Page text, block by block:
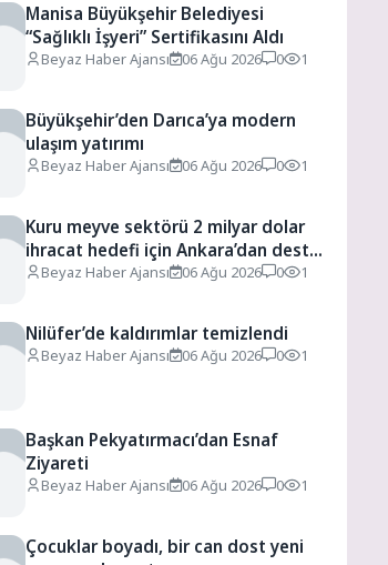
Manisa Büyükşehir Belediyesi
“Sağlıklı İşyeri” Sertifikasını Aldı
Beyaz Haber Ajansı 06 Ağu 2026 0 1
Büyükşehir’den Darıca’ya modern
ulaşım yatırımı
Beyaz Haber Ajansı 06 Ağu 2026 0 1
Kuru meyve sektörü 2 milyar dolar
ihracat hedefi için Ankara’dan destek
istedi
Beyaz Haber Ajansı 06 Ağu 2026 0 1
Nilüfer’de kaldırımlar temizlendi
Beyaz Haber Ajansı 06 Ağu 2026 0 1
Başkan Pekyatırmacı’dan Esnaf
Ziyareti
Beyaz Haber Ajansı 06 Ağu 2026 0 1
Çocuklar boyadı, bir can dost yeni